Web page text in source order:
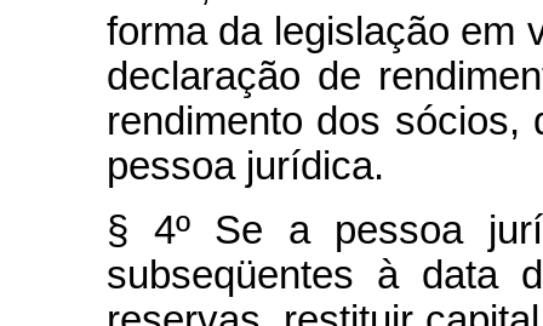
forma da legislação em
declaração de
rendimento dos sócios,
pessoa jurídica.
§ 4º Se a pessoa
subseqüentes à data